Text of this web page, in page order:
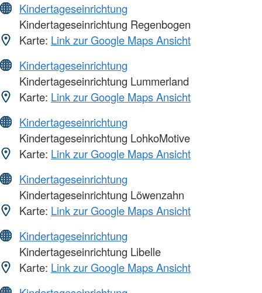
Kindertageseinrichtung
Kindertageseinrichtung Regenbogen
Karte: Link zur Google Maps Ansicht
Kindertageseinrichtung
Kindertageseinrichtung Lummerland
Karte: Link zur Google Maps Ansicht
Kindertageseinrichtung
Kindertageseinrichtung LohkoMotive
Karte: Link zur Google Maps Ansicht
Kindertageseinrichtung
Kindertageseinrichtung Löwenzahn
Karte: Link zur Google Maps Ansicht
Kindertageseinrichtung
Kindertageseinrichtung Libelle
Karte: Link zur Google Maps Ansicht